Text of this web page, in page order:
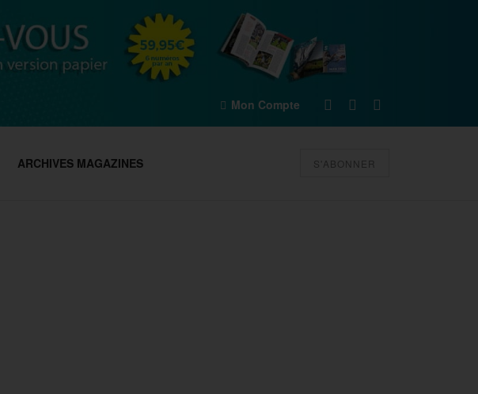
Mon Compte
ARCHIVES MAGAZINES S'ABONNER